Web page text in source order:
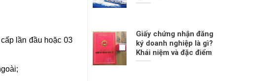
lần đầu hoặc 03
Giấy chứng nhận đăng
ký doanh nghiệp là gì?
Khái niệm và đặc điểm